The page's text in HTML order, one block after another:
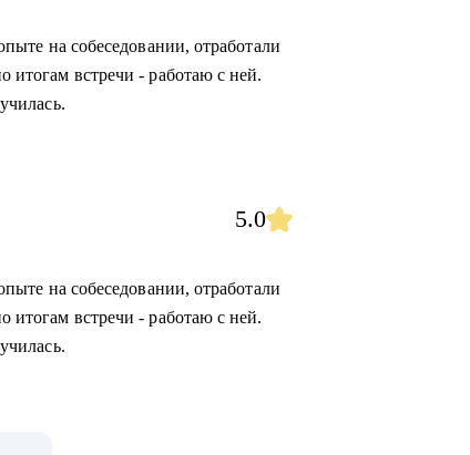
на собеседовании, отработали
итогам встречи - работаю с ней.
5.0
на собеседовании, отработали
итогам встречи - работаю с ней.